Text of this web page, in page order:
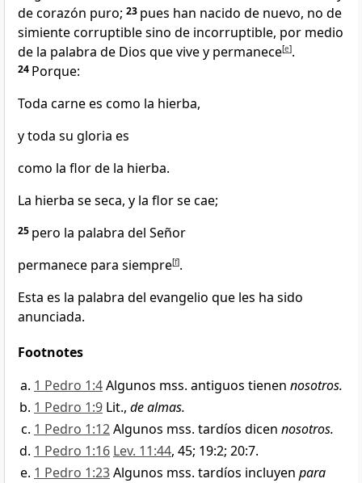
de corazón puro; 23 pues han nacido de nuevo, no de
simiente corruptible sino de incorruptible, por medio
de la palabra de Dios que vive y permanece[e].
24 Porque:
Toda carne es como la hierba,
y toda su gloria es
como la flor de la hierba.
La hierba se seca, y la flor se cae;
25 pero la palabra del Señor
permanece para siempre[f].
Esta es la palabra del evangelio que les ha sido
anunciada.
Footnotes
1 Pedro 1:4Algunos mss. antiguos tienen nosotros.
1 Pedro 1:9 Lit., de almas.
1 Pedro 1:12Algunos mss. tardíos dicen nosotros.
1 Pedro 1:16 Lev. 11:44, 45; 19:2; 20:7.
1 Pedro 1:23Algunos mss. tardíos incluyen para